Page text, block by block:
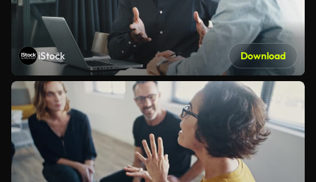
iStock Download